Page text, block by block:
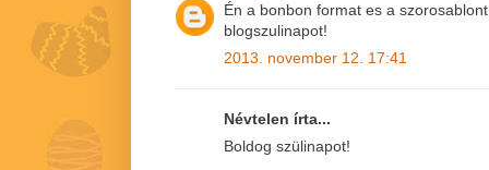
Én a bonbon format es a
blogszulinapot!
2013. november 12. 17:41
Névtelen írta...
Boldog szülinapot!